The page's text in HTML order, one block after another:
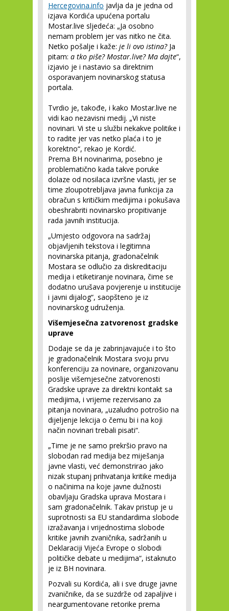
Hercegovina.info javlja da je jedna od
izjava Kordića upućena portalu
Mostar.live sljedeća: „Ja osobno
nemam problem jer vas nitko ne čita.
Netko pošalje i kaže: je li ovo istina?Ja
pitam: a tko piše? Mostar.live? Ma dajte“,
izjavio je i nastavio sa direktnim
osporavanjem novinarskog statusa
portala.
Tvrdio je, takođe, i kako Mostar.live ne
vidi kao nezavisni medij. „Vi niste
novinari. Vi ste u službi nekakve politike i
to radite jer vas netko plaća i to je
korektno“, rekao je Kordić.
Prema BH novinarima, posebno je
problematično kada takve poruke
dolaze od nosilaca izvršne vlasti, jer se
time zloupotrebljava javna funkcija za
obračun s kritičkim medijima i pokušava
obeshrabriti novinarsko propitivanje
rada javnih institucija.
„Umjesto odgovora na sadržaj
objavljenih tekstova i legitimna
novinarska pitanja, gradonačelnik
Mostara se odlučio za diskreditaciju
medija i etiketiranje novinara, čime se
dodatno urušava povjerenje u institucije
i javni dijalog“, saopšteno je iz
novinarskog udruženja.
Višemjesečna zatvorenost gradske
uprave
Dodaje se da je zabrinjavajuće i to što
je gradonačelnik Mostara svoju prvu
konferenciju za novinare, organizovanu
poslije višemjesečne zatvorenosti
Gradske uprave za direktni kontakt sa
medijima, i vrijeme rezervisano za
pitanja novinara, „uzaludno potrošio na
dijeljenje lekcija o čemu bi i na koji
način novinari trebali pisati“.
„Time je ne samo prekršio pravo na
slobodan rad medija bez miješanja
javne vlasti, već demonstrirao jako
nizak stupanj prihvatanja kritike medija
o načinima na koje javne dužnosti
obavljaju Gradska uprava Mostara i
sam gradonačelnik. Takav pristup je u
suprotnosti sa EU standardima slobode
izražavanja i vrijednostima slobode
kritike javnih zvaničnika, sadržanih u
Deklaraciji Vijeća Evrope o slobodi
političke debate u medijima“, istaknuto
je iz BH novinara.
Pozvali su Kordića, ali i sve druge javne
zvaničnike, da se suzdrže od zapaljive i
neargumentovane retorike prema